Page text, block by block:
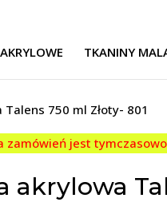
TKANINY
750 ml Złoty- 801
jest
akrylowa